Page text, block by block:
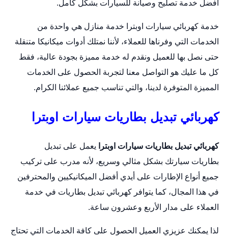
أفضل خدمة تصليح وصيانة للسيارات بشكل كامل.
خدمة كهربائي سيارات اوبترا خدمة منازل هي واحدة من
الخدمات التي وفرناها للعملاء، لأننا نمتلك أدوات ميكانيكا متنقلة
حتى نصل بها للعميل ونقدم له خدمة مميزة بجودة عالية، فقط
كل ما عليك هو التواصل معنا لتجربة الحصول على الخدمات
المميزة المتوفرة لدينا، والتي تناسب جميع عملائنا الكرام.
كهربائي تبديل بطاريات سيارات اوبترا
كهربائي تبديل بطاريات سيارات اوبترا يعمل على تبديل
بطاريات سيارتك بشكل مثالي وسريع، لأنه مدرب على تركيب
جميع أنواع الإطارات على أيدي أفضل الميكانيكيين والمحترفين
في هذا المجال، كما يتوافر كهربائي تبديل بطاريات في خدمة
العملاء على مدار الأربع وعشرون ساعة.
لذا يمكنك عزيزي العميل الحصول على كافة الخدمات التي تحتاج